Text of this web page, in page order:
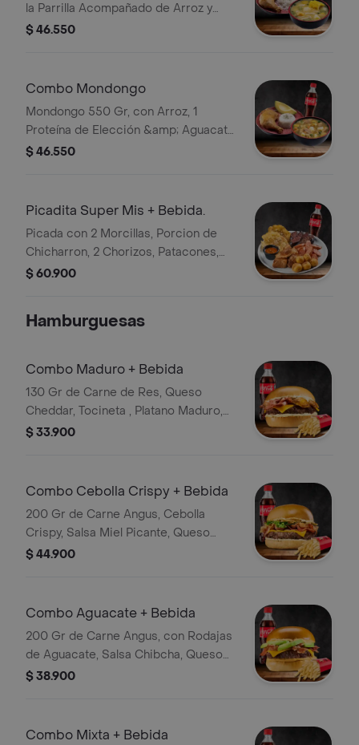
la Parrilla Acompañado de Arroz y
Aguacate. Cocacola
$ 46.550
Combo Mondongo
Mondongo 550 Gr, con Arroz, 1
Proteína de Elección &amp; Aguacate
Coca-cola
$ 46.550
Picadita Super Mis + Bebida.
Picada con 2 Morcillas, Porcion de
Chicharron, 2 Chorizos, Patacones,
Papas Criollas y Hogao Bebida
$ 60.900
Hamburguesas
Combo Maduro + Bebida
130 Gr de Carne de Res, Queso
Cheddar, Tocineta , Platano Maduro,
Papas, Salsa de la Casa y Bebida
$ 33.900
Combo Cebolla Crispy + Bebida
200 Gr de Carne Angus, Cebolla
Crispy, Salsa Miel Picante, Queso
Cheddar, Lechuga, Tocineta y Salsa
$ 44.900
Combo Aguacate + Bebida
200 Gr de Carne Angus, con Rodajas
de Aguacate, Salsa Chibcha, Queso
Cheddar, Tocineta Crocante, Papas y
$ 38.900
Combo Mixta + Bebida